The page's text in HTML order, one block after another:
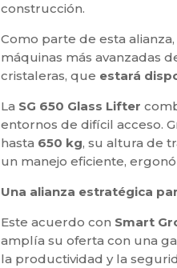
construcción.
Como parte de esta alianza,
máquinas más avanzadas
cristaleras, que estará
La SG 650 Glass Lifter
entornos de difícil acceso.
hasta 650 kg, su altura de
un manejo eficiente,
Una alianza estratégica
Este acuerdo con Smart
amplía su oferta con una
la productividad y la